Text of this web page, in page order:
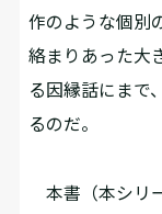
作のような個別
絡まりあった大
る因縁話にまで
るのだ。
本書（本シリ